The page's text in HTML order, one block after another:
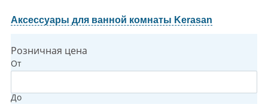
Аксессуары для ванной комнаты Kerasan
Розничная цена
От
До